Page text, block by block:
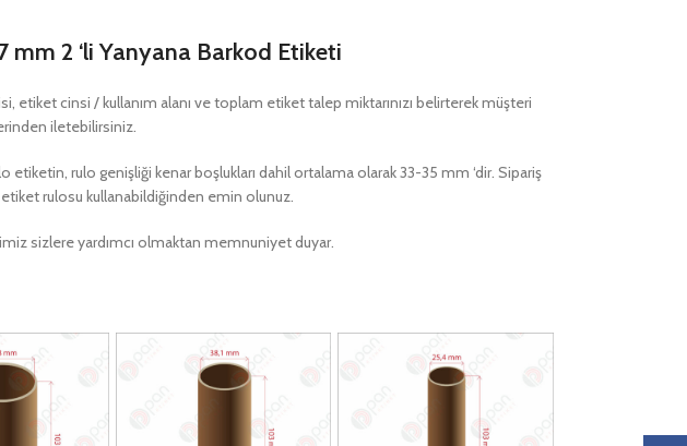
mm 2 ‘li Yanyana Barkod Etiketi
etiket cinsi / kullanım alanı ve toplam etiket talep miktarınızı belirterek müşteri
iletebilirsiniz.
etiketin, rulo genişliği kenar boşlukları dahil ortalama olarak 33-35 mm ‘dir. Sipariş
etiket rulosu kullanabildiğinden emin olunuz.
sizlere yardımcı olmaktan memnuniyet duyar.